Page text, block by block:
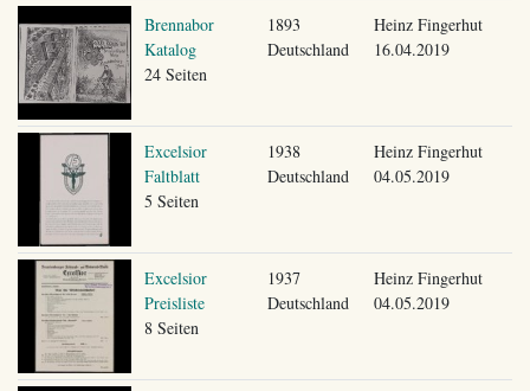
Brennabor
Katalog
24 Seiten
1893
Deutschland
Heinz Fingerhut
16.04.2019
Excelsior
Faltblatt
5 Seiten
1938
Deutschland
Heinz Fingerhut
04.05.2019
Excelsior
Preisliste
8 Seiten
1937
Deutschland
Heinz Fingerhut
04.05.2019